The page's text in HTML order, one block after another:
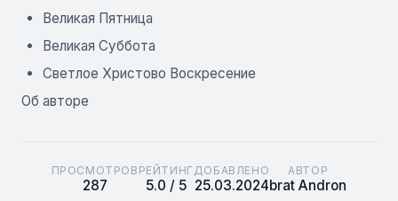
Великая Пятница
Великая Суббота
Светлое Христово Воскресение
Об авторе
ПРОСМОТРОВ
287
РЕЙТИНГ
5.0 / 5
ДОБАВЛЕНО
25.03.2024
АВТОР
brat Andron